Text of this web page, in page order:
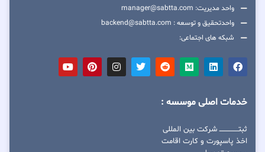
واحد مدیریت: manager@sabtta.com
واحدتحقیق و توسعه : backend@sabtta.com
شبکه های اجتماعی:
خدمات اصلی موسسه :
ثبتــــــــــــــــ شرکت بین المللی
اخذ پاسپورت و کارت اقامت